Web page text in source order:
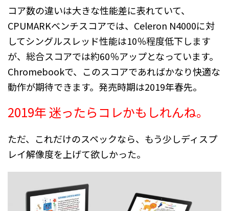
コア数の違いは大きな性能差に表れていて、
CPUMARKベンチスコアでは、Celeron N4000に対
してシングルスレッド性能は10％程度低下します
が、総合スコアでは約60％アップとなっています。
Chromebookで、このスコアであればかなり快適な
動作が期待できます。発売時期は2019年春先。
2019年 迷ったらコレかもしれんね。
ただ、これだけのスペックなら、もう少しディスプ
レイ解像度を上げて欲しかった。